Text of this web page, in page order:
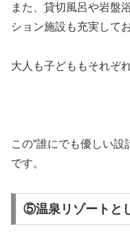
また、貸切風呂や岩盤
ション施設も充実してお
大人も子どももそれぞ
この“誰にでも優しい
です。
⑤温泉リゾートと